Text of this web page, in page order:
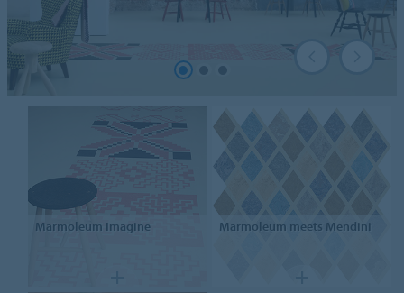
Marmoleum Imagine Marmoleum meets Mendini